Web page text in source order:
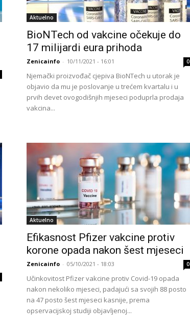
Aktuelno
BioNTech od vakcine očekuje do
17 milijardi eura prihoda
Zenicainfo - 10/11/2021 - 16:01 0
Njemački proizvođač cjepiva BioNTech u utorak je
objavio da mu je poslovanje u trećem kvartalu i u
prvih devet ovogodišnjih mjeseci poduprla prodaja
vakcina...
Aktuelno
Efikasnost Pfizer vakcine protiv
korone opada nakon šest mjeseci
Zenicainfo - 05/10/2021 - 18:03 0
Učinkovitost Pfizer vakcine protiv Covid-19 opada
nakon nekoliko mjeseci, padajući sa svojih 88 posto
na 47 posto šest mjeseci kasnije, prema
opservacijskoj studiji objavljenoj...